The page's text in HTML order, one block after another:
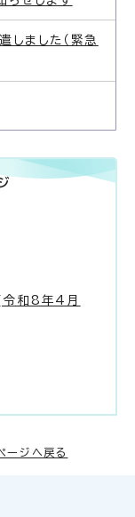
ました（緊急
令和8年4月
ージへ戻る